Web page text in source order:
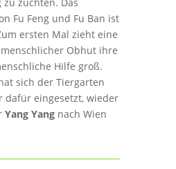
Fu Feng und Fu Ban ist
ersten Mal zieht eine
Obhut ihre
Hilfe groß.
sich der Tiergarten
dafür eingesetzt, wieder
Yang Yangnach Wien